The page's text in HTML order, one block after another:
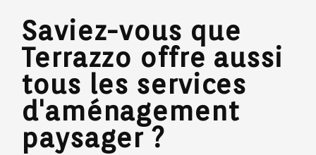
Saviez-vous que
Terrazzo offre aussi
tous les services
d'aménagement
paysager ?